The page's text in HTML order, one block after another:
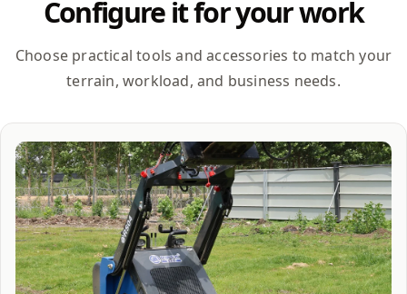
Configure it for your work
Choose practical tools and accessories to match your
terrain, workload, and business needs.